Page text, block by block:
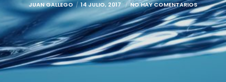
JUAN GALLEGO 14 JULIO, 2017 NO HAY COMENTARIOS